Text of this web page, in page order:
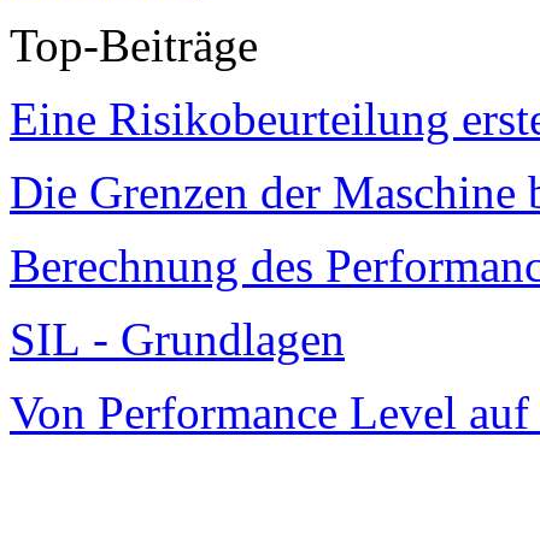
Top-Beiträge
Eine Risikobeurteilung
Die Grenzen der Maschine
Berechnung des
SIL - Grundlagen
Von Performance Level